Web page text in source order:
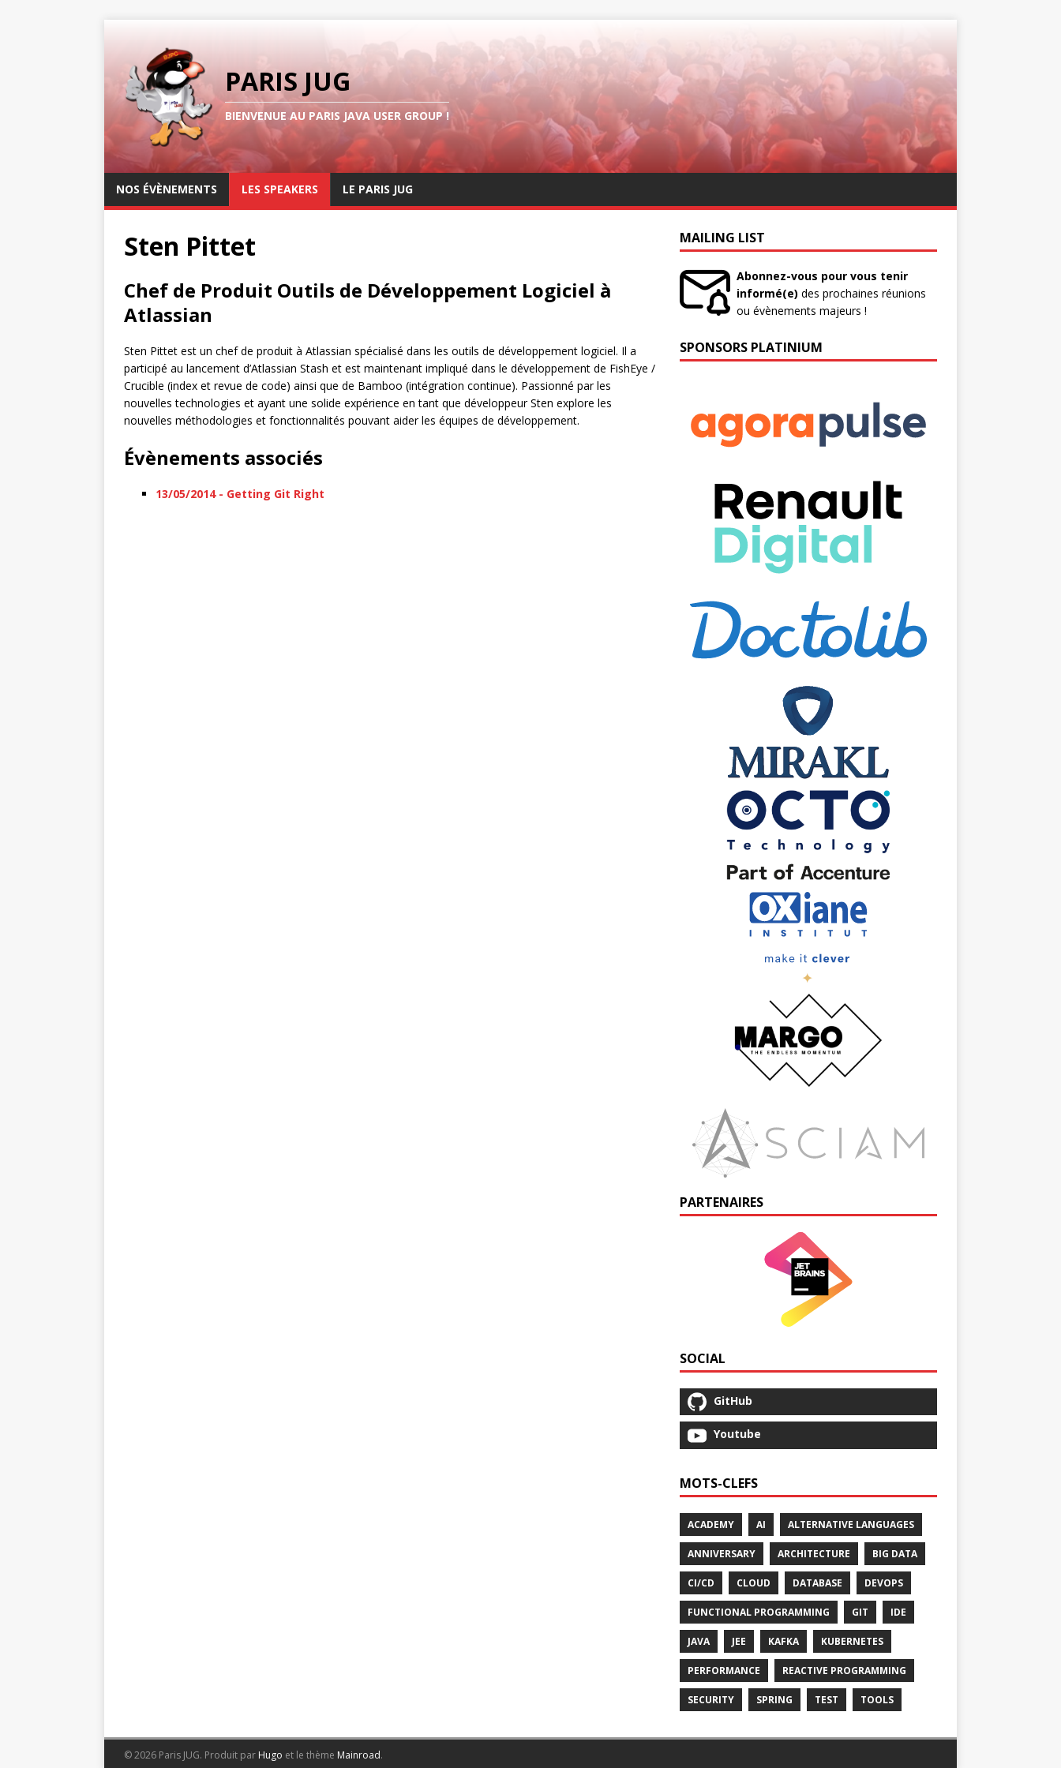
PARIS JUG
BIENVENUE AU PARIS JAVA USER GROUP !
NOS ÉVÈNEMENTS LES SPEAKERS LE PARIS JUG
Sten Pittet
Chef de Produit Outils de Développement Logiciel à
Atlassian
Sten Pittet est un chef de produit à Atlassian spécialisé dans les outils de développement logiciel. Il a
participé au lancement d’Atlassian Stash et est maintenant impliqué dans le développement de FishEye /
Crucible (index et revue de code) ainsi que de Bamboo (intégration continue). Passionné par les
nouvelles technologies et ayant une solide expérience en tant que développeur Sten explore les
nouvelles méthodologies et fonctionnalités pouvant aider les équipes de développement.
Évènements associés
13/05/2014 - Getting Git Right
MAILING LIST
Abonnez-vous pour vous tenir
informé(e) des prochaines réunions
ou évènements majeurs !
SPONSORS PLATINIUM
PARTENAIRES
SOCIAL
GitHub
Youtube
MOTS-CLEFS
ACADEMY AI ALTERNATIVE LANGUAGES
ANNIVERSARY ARCHITECTURE BIG DATA
CI/CD CLOUD DATABASE DEVOPS
FUNCTIONAL PROGRAMMING GIT IDE
JAVA JEE KAFKA KUBERNETES
PERFORMANCE REACTIVE PROGRAMMING
SECURITY SPRING TEST TOOLS
© 2026 Paris JUG. Produit par Hugo et le thème Mainroad.